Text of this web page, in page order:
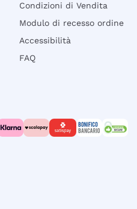
Condizioni di Vendita
Modulo di recesso ordine
Accessibilità
FAQ